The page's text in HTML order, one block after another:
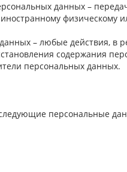
данных –
иностранному
– любые действия, в
содержания
персональных данных.
персональные